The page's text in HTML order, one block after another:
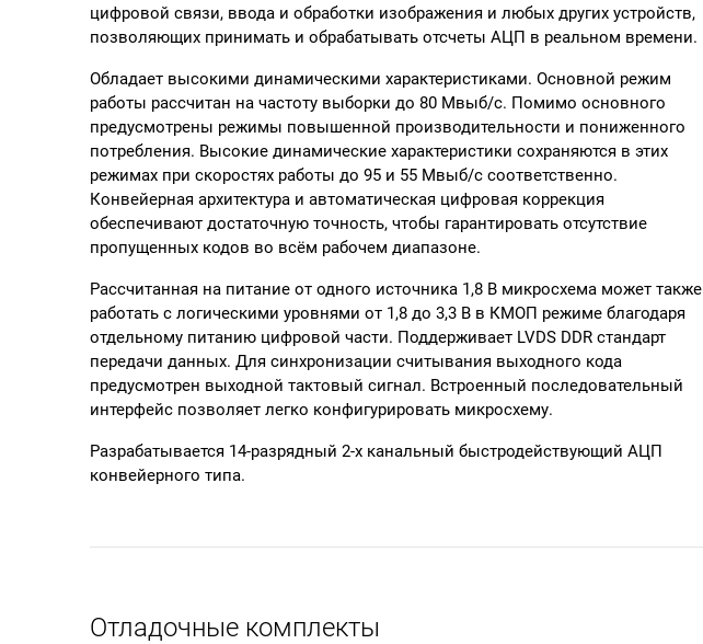
цифровой связи, ввода и обработки изображения и любых других устройств,
позволяющих принимать и обрабатывать отсчеты АЦП в реальном времени.
Обладает высокими динамическими характеристиками. Основной режим
работы рассчитан на частоту выборки до 80 Мвыб/c. Помимо основного
предусмотрены режимы повышенной производительности и пониженного
потребления. Высокие динамические характеристики сохраняются в этих
режимах при скоростях работы до 95 и 55 Мвыб/c соответственно.
Конвейерная архитектура и автоматическая цифровая коррекция
обеспечивают достаточную точность, чтобы гарантировать отсутствие
пропущенных кодов во всём рабочем диапазоне.
Рассчитанная на питание от одного источника 1,8 В микросхема может также
работать с логическими уровнями от 1,8 до 3,3 В в КМОП режиме благодаря
отдельному питанию цифровой части. Поддерживает LVDS DDR стандарт
передачи данных. Для синхронизации считывания выходного кода
предусмотрен выходной тактовый сигнал. Встроенный последовательный
интерфейс позволяет легко конфигурировать микросхему.
Разрабатывается 14-разрядный 2-х канальный быстродействующий АЦП
конвейерного типа.
Отладочные комплекты